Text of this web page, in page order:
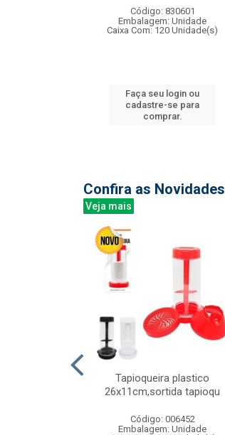
Código: 830601
Embalagem: Unidade
Caixa Com: 120 Unidade(s)
Faça seu login ou
cadastre-se para
comprar.
Confira as Novidades
Veja mais
Tapioqueira plastico
26x11cm,sortida tapioqu
Código: 006452
Embalagem: Unidade